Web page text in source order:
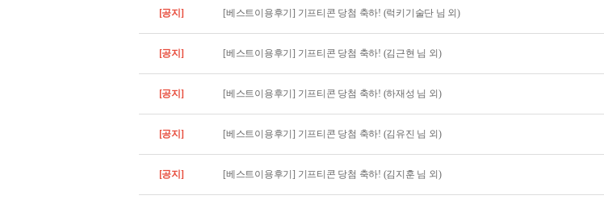
[공지] [베스트이용후기] 기프티콘 당첨 축하! (럭키기술단 님 외)
[공지] [베스트이용후기] 기프티콘 당첨 축하! (김근현 님 외)
[공지] [베스트이용후기] 기프티콘 당첨 축하! (하재성 님 외)
[공지] [베스트이용후기] 기프티콘 당첨 축하! (김유진 님 외)
[공지] [베스트이용후기] 기프티콘 당첨 축하! (김지훈 님 외)